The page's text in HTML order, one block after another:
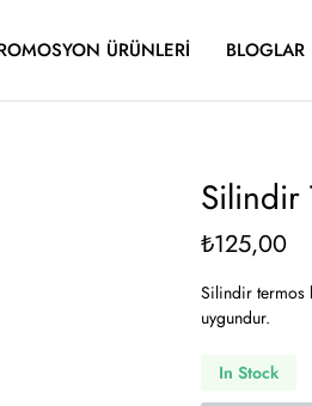
ÜRÜNLERI BLOGLAR
Silindir
₺125,00
Silindir termos
uygundur.
In Stock